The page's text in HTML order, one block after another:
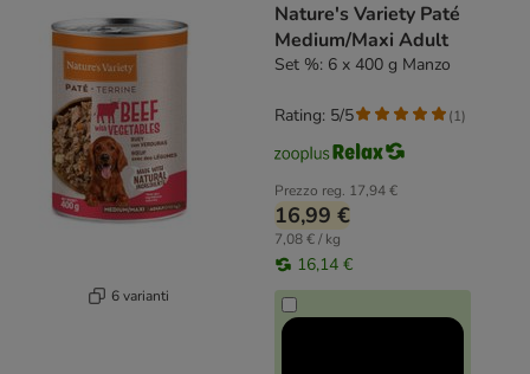
6 varianti
Nature's Variety Paté
Medium/Maxi Adult
Set %: 6 x 400 g Manzo
Prezzo reg. 17,94 €
16,99 €
7,08 € / kg
16,14 €
Rating: 5/5 (1)